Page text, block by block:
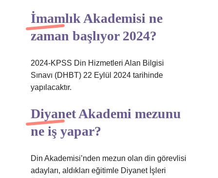
İmamlık Akademisi ne
zaman başlıyor 2024?
2024-KPSS Din Hizmetleri Alan Bilgisi
Sınavı (DHBT) 22 Eylül 2024 tarihinde
yapılacaktır.
Diyanet Akademi mezunu
ne iş yapar?
Din Akademisi’nden mezun olan din görevlisi
adayları, aldıkları eğitimle Diyanet İşleri